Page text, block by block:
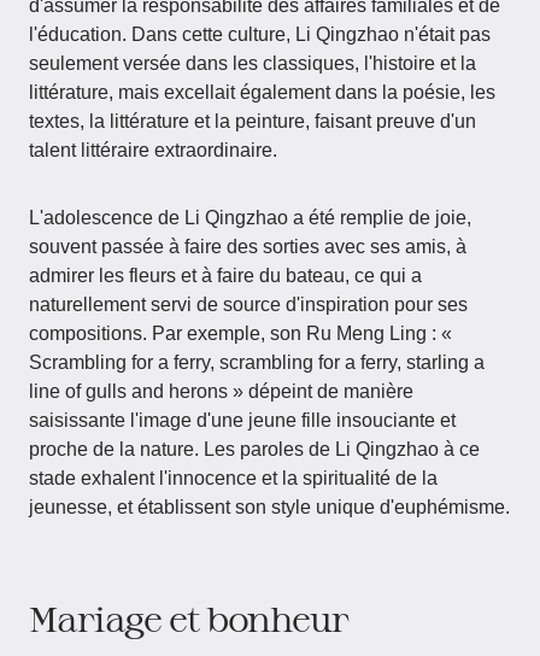
d'assumer la responsabilité des affaires familiales et de
l'éducation. Dans cette culture, Li Qingzhao n'était pas
seulement versée dans les classiques, l'histoire et la
littérature, mais excellait également dans la poésie, les
textes, la littérature et la peinture, faisant preuve d'un
talent littéraire extraordinaire.
L'adolescence de Li Qingzhao a été remplie de joie,
souvent passée à faire des sorties avec ses amis, à
admirer les fleurs et à faire du bateau, ce qui a
naturellement servi de source d'inspiration pour ses
compositions. Par exemple, son Ru Meng Ling : «
Scrambling for a ferry, scrambling for a ferry, starling a
line of gulls and herons » dépeint de manière
saisissante l'image d'une jeune fille insouciante et
proche de la nature. Les paroles de Li Qingzhao à ce
stade exhalent l'innocence et la spiritualité de la
jeunesse, et établissent son style unique d'euphémisme.
Mariage et bonheur